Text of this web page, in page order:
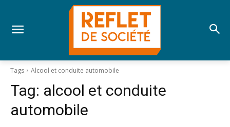
Tags Alcool et conduite automobile
Tag: alcool et conduite
automobile